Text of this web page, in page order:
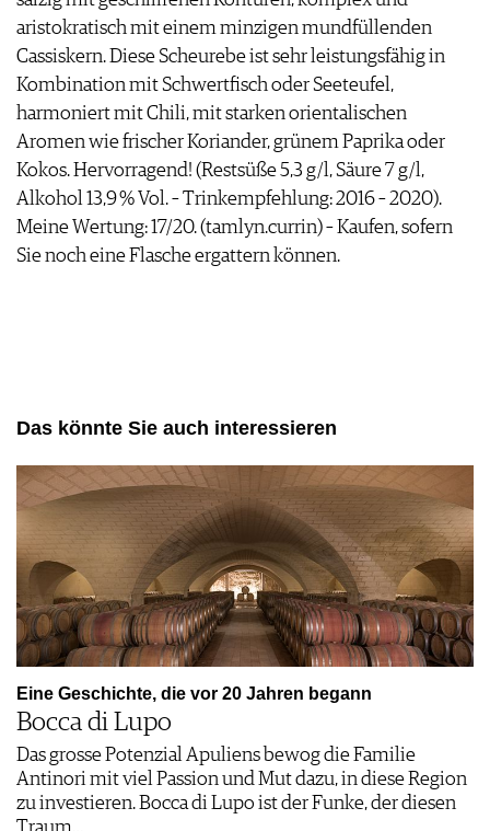
aristokratisch mit einem minzigen mundfüllenden
Cassiskern. Diese Scheurebe ist sehr leistungsfähig in
Kombination mit Schwertfisch oder Seeteufel,
harmoniert mit Chili, mit starken orientalischen
Aromen wie frischer Koriander, grünem Paprika oder
Kokos. Hervorragend! (Restsüße 5,3 g/l, Säure 7 g/l,
Alkohol 13,9 % Vol. – Trinkempfehlung: 2016 – 2020).
Meine Wertung: 17/20. (tamlyn.currin) – Kaufen, sofern
Sie noch eine Flasche ergattern können.
Das könnte Sie auch interessieren
Eine Geschichte, die vor 20 Jahren begann
Bocca di Lupo
Das grosse Potenzial Apuliens bewog die Familie
Antinori mit viel Passion und Mut dazu, in diese Region
zu investieren. Bocca di Lupo ist der Funke, der diesen